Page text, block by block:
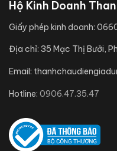
Hộ Kinh Doanh
Giấy phép kinh doanh:
Địa chỉ: 35 Mạc Thị Bưởi,
Email:
Hotline: 0906.47.35.47